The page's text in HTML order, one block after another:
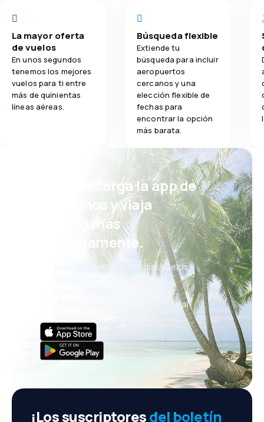
La mayor oferta
de vuelos
En unos segundos
tenemos los mejores
vuelos para ti entre
más de quinientas
líneas aéreas.
Búsqueda flexible
Extiende tu
búsqueda para incluir
aeropuertos
cercanos y una
elección flexible de
fechas para
encontrar la opción
más barata.
¡Eh! Descarga la app de
eDestinos y viaja
incluso más
cómodamente.
Nuevas ofertas cada día: vuelos,
vacaciones, escapadas
Cómoda gestión de reservas
¡Todo lo que importa, siempre al
¡Los suscriptoresdel boletín